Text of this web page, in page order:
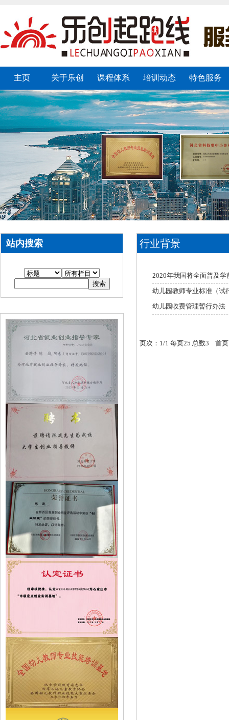
主页 关于乐创 课程体系 培训动态 特色服务
站内搜索 行业背景
2020年我国将全面普及学
幼儿园教师专业标准（试
幼儿园收费管理暂行办法
页次：1/1 每页25 总数3 首